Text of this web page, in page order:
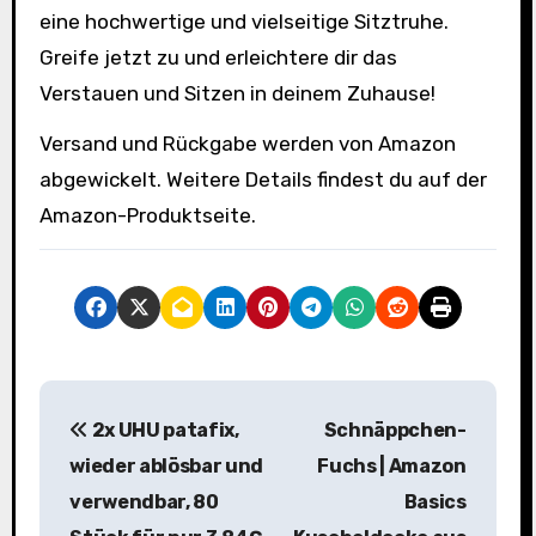
eine hochwertige und vielseitige Sitztruhe.
Greife jetzt zu und erleichtere dir das
Verstauen und Sitzen in deinem Zuhause!
Versand und Rückgabe werden von Amazon
abgewickelt. Weitere Details findest du auf der
Amazon-Produktseite.
B
2x UHU patafix,
wieder ablösbar und
verwendbar, 80
Schnäppchen-
Fuchs | Amazon
Basics